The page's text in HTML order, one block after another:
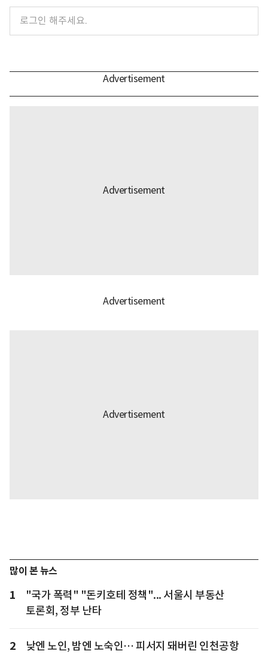
많이 본 뉴스
1
"국가 폭력" "돈키호테 정책"... 서울시 부동산
토론회, 정부 난타
2 낮엔 노인, 밤엔 노숙인… 피서지 돼버린 인천공항